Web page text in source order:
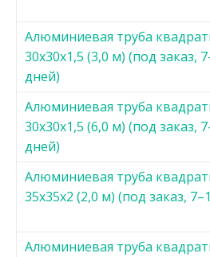
Алюминиевая труба
30х30х1,5 (3,0 м) (под заказ,
дней)
Алюминиевая труба
30х30х1,5 (6,0 м) (под заказ,
дней)
Алюминиевая труба
35х35х2 (2,0 м) (под заказ,
Алюминиевая труба